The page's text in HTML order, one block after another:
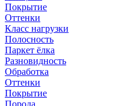
Покрытие
Оттенки
Класс нагрузки
Полосность
Паркет ёлка
Разновидность
Обработка
Оттенки
Покрытие
Порода